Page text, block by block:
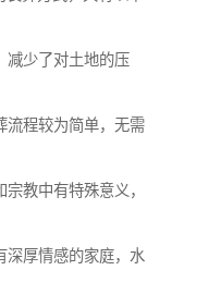
减少了对土地的压
流程较为简单，无需
教中有特殊意义，
深厚情感的家庭，水